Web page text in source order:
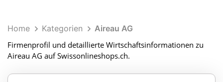
Home Kategorien
Aireau AG
Firmenprofil und detaillierte Wirtschaftsinformationen zu
Aireau AG auf Swissonlineshops.ch.